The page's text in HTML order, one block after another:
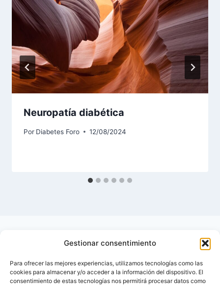
Gestionar consentimiento
Para ofrecer las mejores experiencias, utilizamos tecnologías como las
cookies para almacenar y/o acceder a la información del dispositivo. El
consentimiento de estas tecnologías nos permitirá procesar datos como
Neuropatía diabética
Por Diabetes Foro 12/08/2024